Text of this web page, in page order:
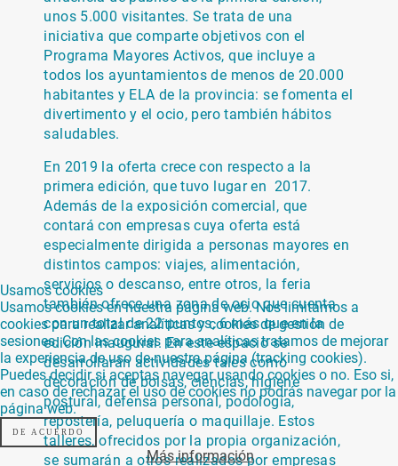
unos 5.000 visitantes. Se trata de una
iniciativa que comparte objetivos con el
Programa Mayores Activos, que incluye a
todos los ayuntamientos de menos de 20.000
habitantes y ELA de la provincia: se fomenta el
divertimento y el ocio, pero también hábitos
saludables.
En 2019 la oferta crece con respecto a la
primera edición, que tuvo lugar en 2017.
Además de la exposición comercial, que
contará con empresas cuya oferta está
especialmente dirigida a personas mayores en
distintos campos: viajes, alimentación,
servicios o descanso, entre otros, la feria
también ofrece una zona de ocio que cuenta
con un total de 22 puntos, 6 más que en la
edición inaugural. En este espacio se
desarrollarán actividades tales como
decoración de bolsas, ciencias, higiene
postural, defensa personal, podología,
repostería, peluquería o maquillaje. Estos
talleres, ofrecidos por la propia organización,
se sumarán a otros realizados por empresas
Usamos cookies
Usamos cookies en nuestra página web. Nos limitamos a
cookies para realizar analíticas y cookies de gestión de
sesiones. Con las cookies para analíticas tratamos de mejorar
la experiencia de uso de nuestra página (tracking cookies).
Puedes decidir si aceptas navegar usando cookies o no. Eso si,
en caso de rechazar el uso de cookies no podrás navegar por la
página web.
DE ACUERDO
Más información